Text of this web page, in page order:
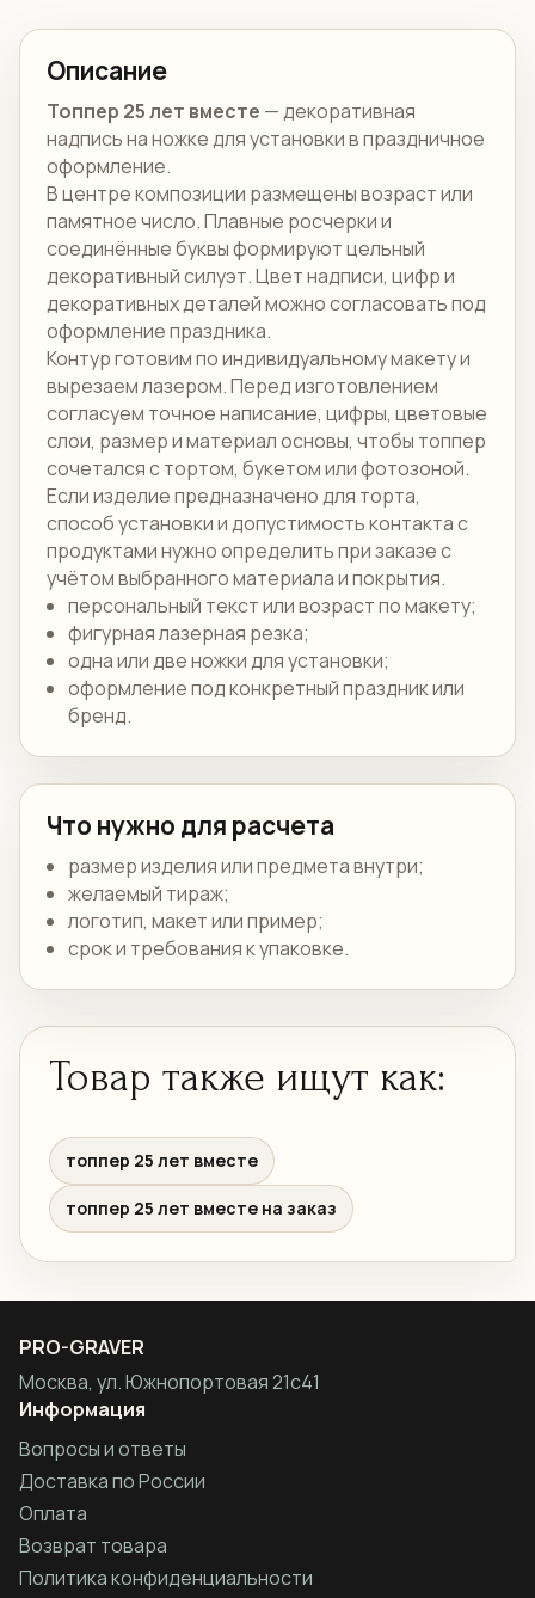
Описание
Топпер 25 лет вместе — декоративная
надпись на ножке для установки в праздничное
оформление.
В центре композиции размещены возраст или
памятное число. Плавные росчерки и
соединённые буквы формируют цельный
декоративный силуэт. Цвет надписи, цифр и
декоративных деталей можно согласовать под
оформление праздника.
Контур готовим по индивидуальному макету и
вырезаем лазером. Перед изготовлением
согласуем точное написание, цифры, цветовые
слои, размер и материал основы, чтобы топпер
сочетался с тортом, букетом или фотозоной.
Если изделие предназначено для торта,
способ установки и допустимость контакта с
продуктами нужно определить при заказе с
учётом выбранного материала и покрытия.
персональный текст или возраст по макету;
фигурная лазерная резка;
одна или две ножки для установки;
оформление под конкретный праздник или
бренд.
Что нужно для расчета
размер изделия или предмета внутри;
желаемый тираж;
логотип, макет или пример;
срок и требования к упаковке.
Товар также ищут как:
топпер 25 лет вместе
топпер 25 лет вместе на заказ
PRO-GRAVER
Москва, ул. Южнопортовая 21с41
Информация
Вопросы и ответы
Доставка по России
Оплата
Возврат товара
Политика конфиденциальности